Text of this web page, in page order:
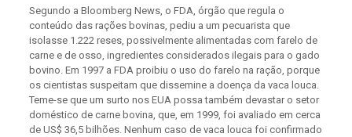
Segundo a Bloomberg News, o FDA, órgão que regula o
conteúdo das rações bovinas, pediu a um pecuarista que
isolasse 1.222 reses, possivelmente alimentadas com farelo de
carne e de osso, ingredientes considerados ilegais para o gado
bovino. Em 1997 a FDA proibiu o uso do farelo na ração, porque
os cientistas suspeitam que dissemine a doença da vaca louca.
Teme-se que um surto nos EUA possa também devastar o setor
doméstico de carne bovina, que, em 1999, foi avaliado em cerca
de US$ 36,5 bilhões. Nenhum caso de vaca louca foi confirmado